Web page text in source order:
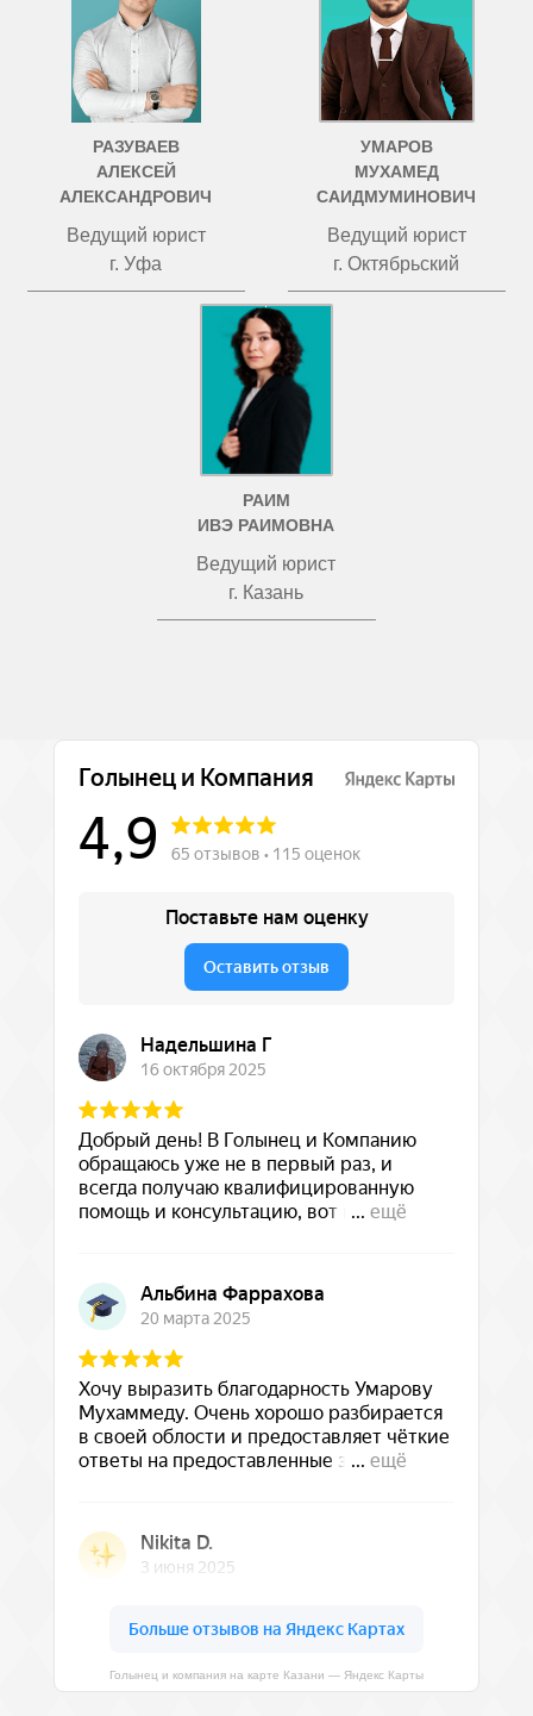
РАЗУВАЕВ
АЛЕКСЕЙ
АЛЕКСАНДРОВИЧ
Ведущий юрист
г. Уфа
УМАРОВ
МУХАМЕД
САИДМУМИНОВИЧ
Ведущий юрист
г. Октябрьский
РАИМ
ИВЭ РАИМОВНА
Ведущий юрист
г. Казань
Голынец и компания на карте Казани — Яндекс Карты